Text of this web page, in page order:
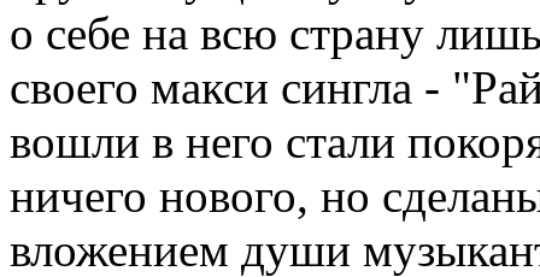
о себе на всю страну
своего макси сингла -
вошли в него стали
ничего нового, но
вложением души